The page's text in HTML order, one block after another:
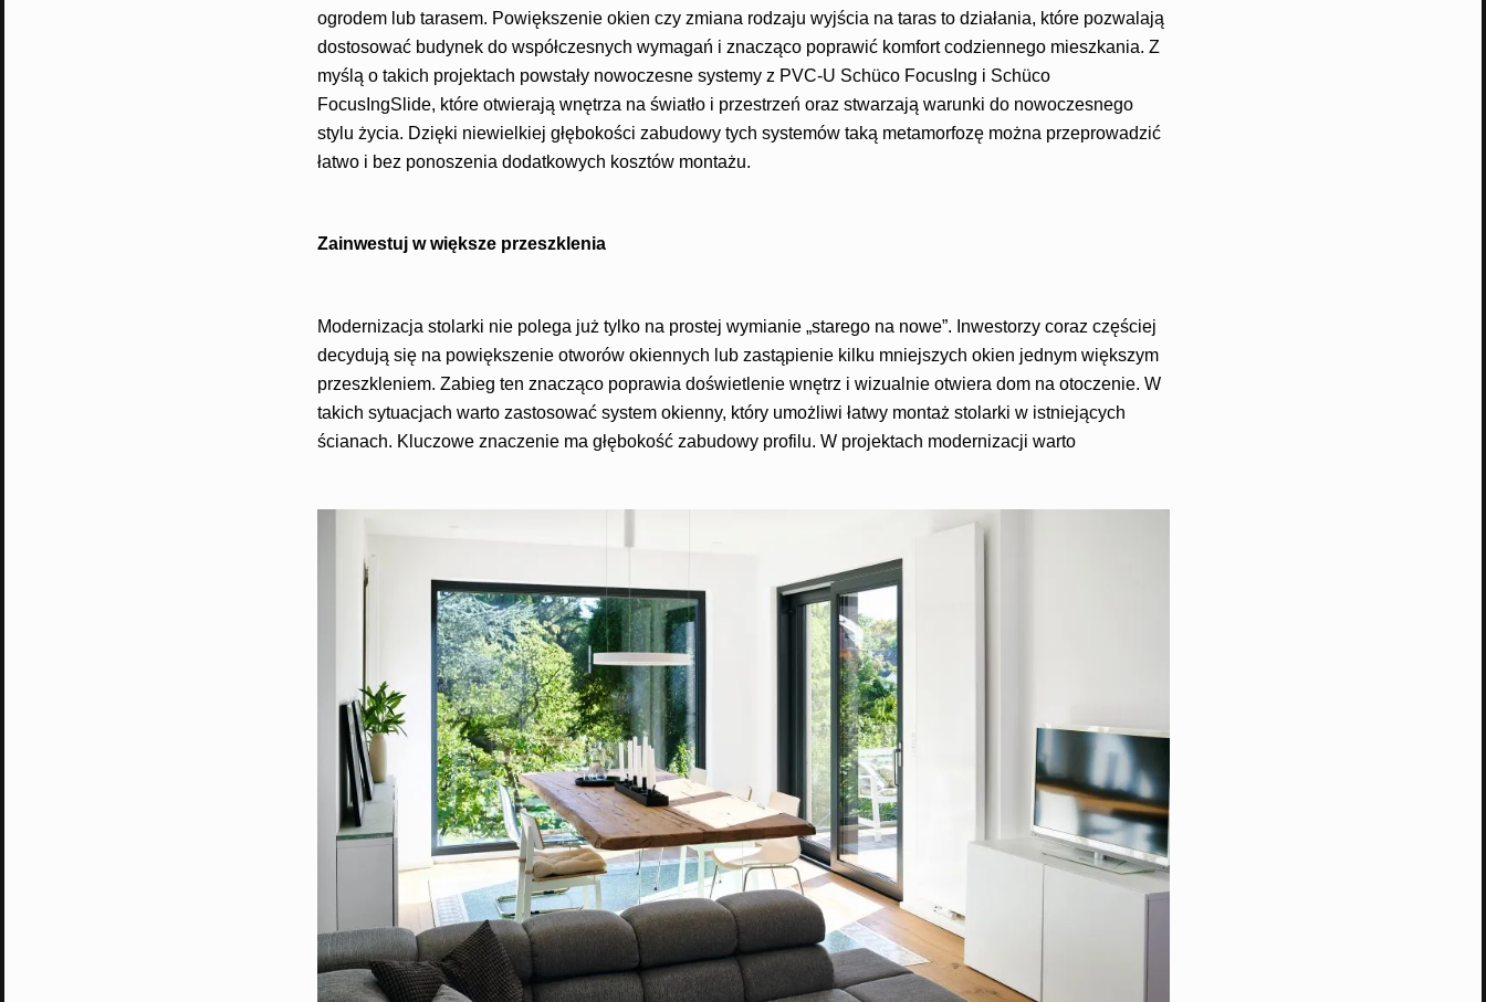
ogrodem lub tarasem. Powiększenie okien czy zmiana rodzaju wyjścia na taras to działania, które pozwalają
dostosować budynek do współczesnych wymagań i znacząco poprawić komfort codziennego mieszkania. Z
myślą o takich projektach powstały nowoczesne systemy z PVC-U Schüco FocusIng i Schüco
FocusIngSlide, które otwierają wnętrza na światło i przestrzeń oraz stwarzają warunki do nowoczesnego
stylu życia. Dzięki niewielkiej głębokości zabudowy tych systemów taką metamorfozę można przeprowadzić
łatwo i bez ponoszenia dodatkowych kosztów montażu.
Zainwestuj w większe przeszklenia
Modernizacja stolarki nie polega już tylko na prostej wymianie „starego na nowe”. Inwestorzy coraz częściej
decydują się na powiększenie otworów okiennych lub zastąpienie kilku mniejszych okien jednym większym
przeszkleniem. Zabieg ten znacząco poprawia doświetlenie wnętrz i wizualnie otwiera dom na otoczenie. W
takich sytuacjach warto zastosować system okienny, który umożliwi łatwy montaż stolarki w istniejących
ścianach. Kluczowe znaczenie ma głębokość zabudowy profilu. W projektach modernizacji warto